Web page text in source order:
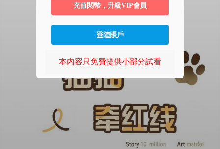
充值閱幣，升級VIP會員
登陸賬戶
本內容只免費提供小部分試看